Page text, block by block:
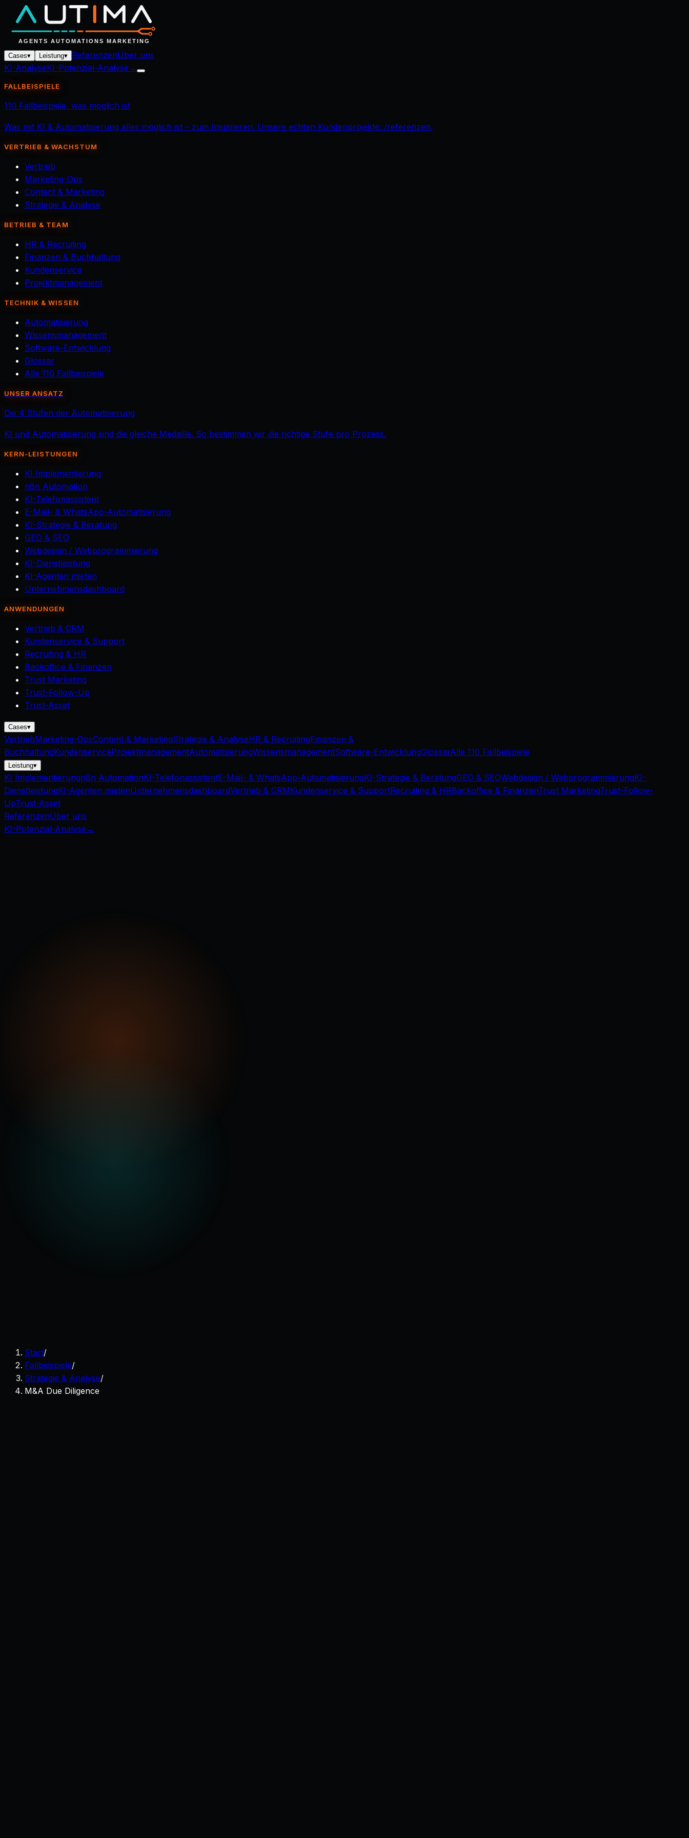
Cases▾ Leistung▾ ReferenzenÜber uns
KI-AnalyseKI-Potenzial-Analyse →
FALLBEISPIELE
110 Fallbeispiele, was möglich ist
Was mit KI & Automatisierung alles möglich ist – zum Inspirieren. Unsere echten Kundenprojekte: /referenzen.
VERTRIEB & WACHSTUM
Vertrieb
Marketing-Ops
Content & Marketing
Strategie & Analyse
BETRIEB & TEAM
HR & Recruiting
Finanzen & Buchhaltung
Kundenservice
Projektmanagement
TECHNIK & WISSEN
Automatisierung
Wissensmanagement
Software-Entwicklung
Glossar
Alle 110 Fallbeispiele
UNSER ANSATZ
Die 4 Stufen der Automatisierung
KI und Automatisierung sind die gleiche Medaille. So bestimmen wir die richtige Stufe pro Prozess.
KERN-LEISTUNGEN
KI Implementierung
n8n Automation
KI-Telefonassistent
E-Mail- & WhatsApp-Automatisierung
KI-Strategie & Beratung
GEO & SEO
Webdesign / Webprogrammierung
KI-Dienstleistung
KI-Agenten mieten
Unternehmensdashboard
ANWENDUNGEN
Vertrieb & CRM
Kundenservice & Support
Recruiting & HR
Backoffice & Finanzen
Trust Marketing
Trust-Follow-Up
Trust-Asset
Cases▾
VertriebMarketing-OpsContent & MarketingStrategie & AnalyseHR & RecruitingFinanzen &
BuchhaltungKundenserviceProjektmanagementAutomatisierungWissensmanagementSoftware-EntwicklungGlossarAlle 110 Fallbeispiele
Leistung▾
KI Implementierungn8n AutomationKI-TelefonassistentE-Mail- & WhatsApp-AutomatisierungKI-Strategie & BeratungGEO & SEOWebdesign / WebprogrammierungKI-
DienstleistungKI-Agenten mietenUnternehmensdashboardVertrieb & CRMKundenservice & SupportRecruiting & HRBackoffice & FinanzenTrust MarketingTrust-Follow-
UpTrust-Asset
ReferenzenÜber uns
KI-Potenzial-Analyse →
Start/
Fallbeispiele/
Strategie & Analyse/
M&A Due Diligence